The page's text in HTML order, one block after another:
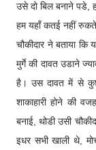
उसे दो बिल बनाने पडे,
हम यहाँ कतई नहीं
चौकीदार ने बताया
मुर्गे की दावत उडाने
है। उस दावत में से कुछ
शाकाहारी होने की
बनाई, थोडी उसी
इधर सभी खाली थे,